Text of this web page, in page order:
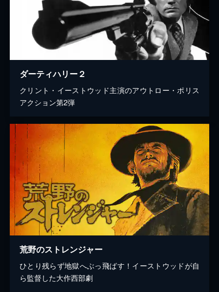
ダーティハリー２
クリント・イーストウッド主演のアウトロー・ポリス
アクション第2弾
荒野のストレンジャー
ひとり残らず地獄へぶっ飛ばす！イーストウッドが自
ら監督した大作西部劇